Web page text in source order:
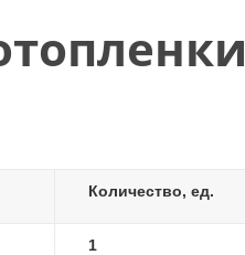
Количество, ед.
1